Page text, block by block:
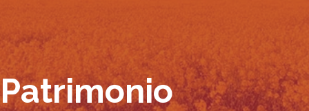
Patrimonio